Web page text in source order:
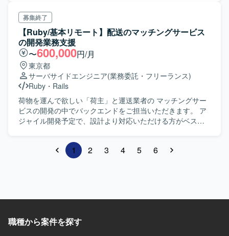
やツールの選定
募集終了
【Ruby/基本リモート】配送のマッチングサービス
の開発業務支援
〜600,000円/月
東京都
サーバサイドエンジニア(業務委託・フリーランス)
Ruby ・ Rails
荷物を運んで欲しい「荷主」と運送業者の マッチングサー
ビスの開発の中でバックエンドをご担当いただきます。 ア
ジャイル開発予定で、設計より対応いただける方がベスト
1 2 3 4 5 6
職種から案件を探す